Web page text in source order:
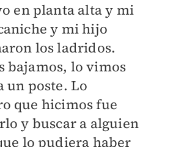
en planta alta y mi
y mi hijo
los ladridos.
bajamos, lo vimos
un poste. Lo
que hicimos fue
y buscar a alguien
lo pudiera haber